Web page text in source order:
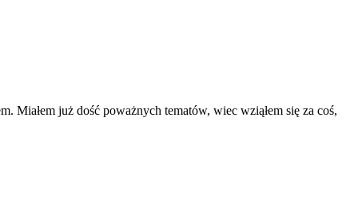
Miałem już dość poważnych tematów, wiec wziąłem się za coś,